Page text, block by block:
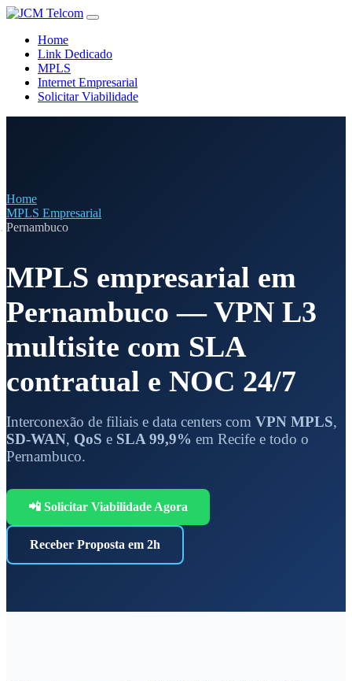
Home
Link Dedicado
MPLS
Internet Empresarial
Solicitar Viabilidade
Home
MPLS Empresarial
Pernambuco
MPLS empresarial em
Pernambuco — VPN L3
multisite com SLA
contratual e NOC 24/7
Interconexão de filiais e data centers com VPN MPLS,
SD-WAN, QoS e SLA 99,9% em Recife e todo o
Pernambuco.
📲 Solicitar Viabilidade Agora
Receber Proposta em 2h